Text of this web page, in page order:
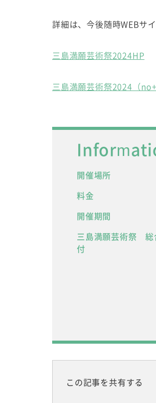
詳細は、今後随時WEBサ
三島満願芸術祭2024HP
三島満願芸術祭2024（
開催場所
料金
開催期間
三島満願芸術祭 総
付
この記事を共有する